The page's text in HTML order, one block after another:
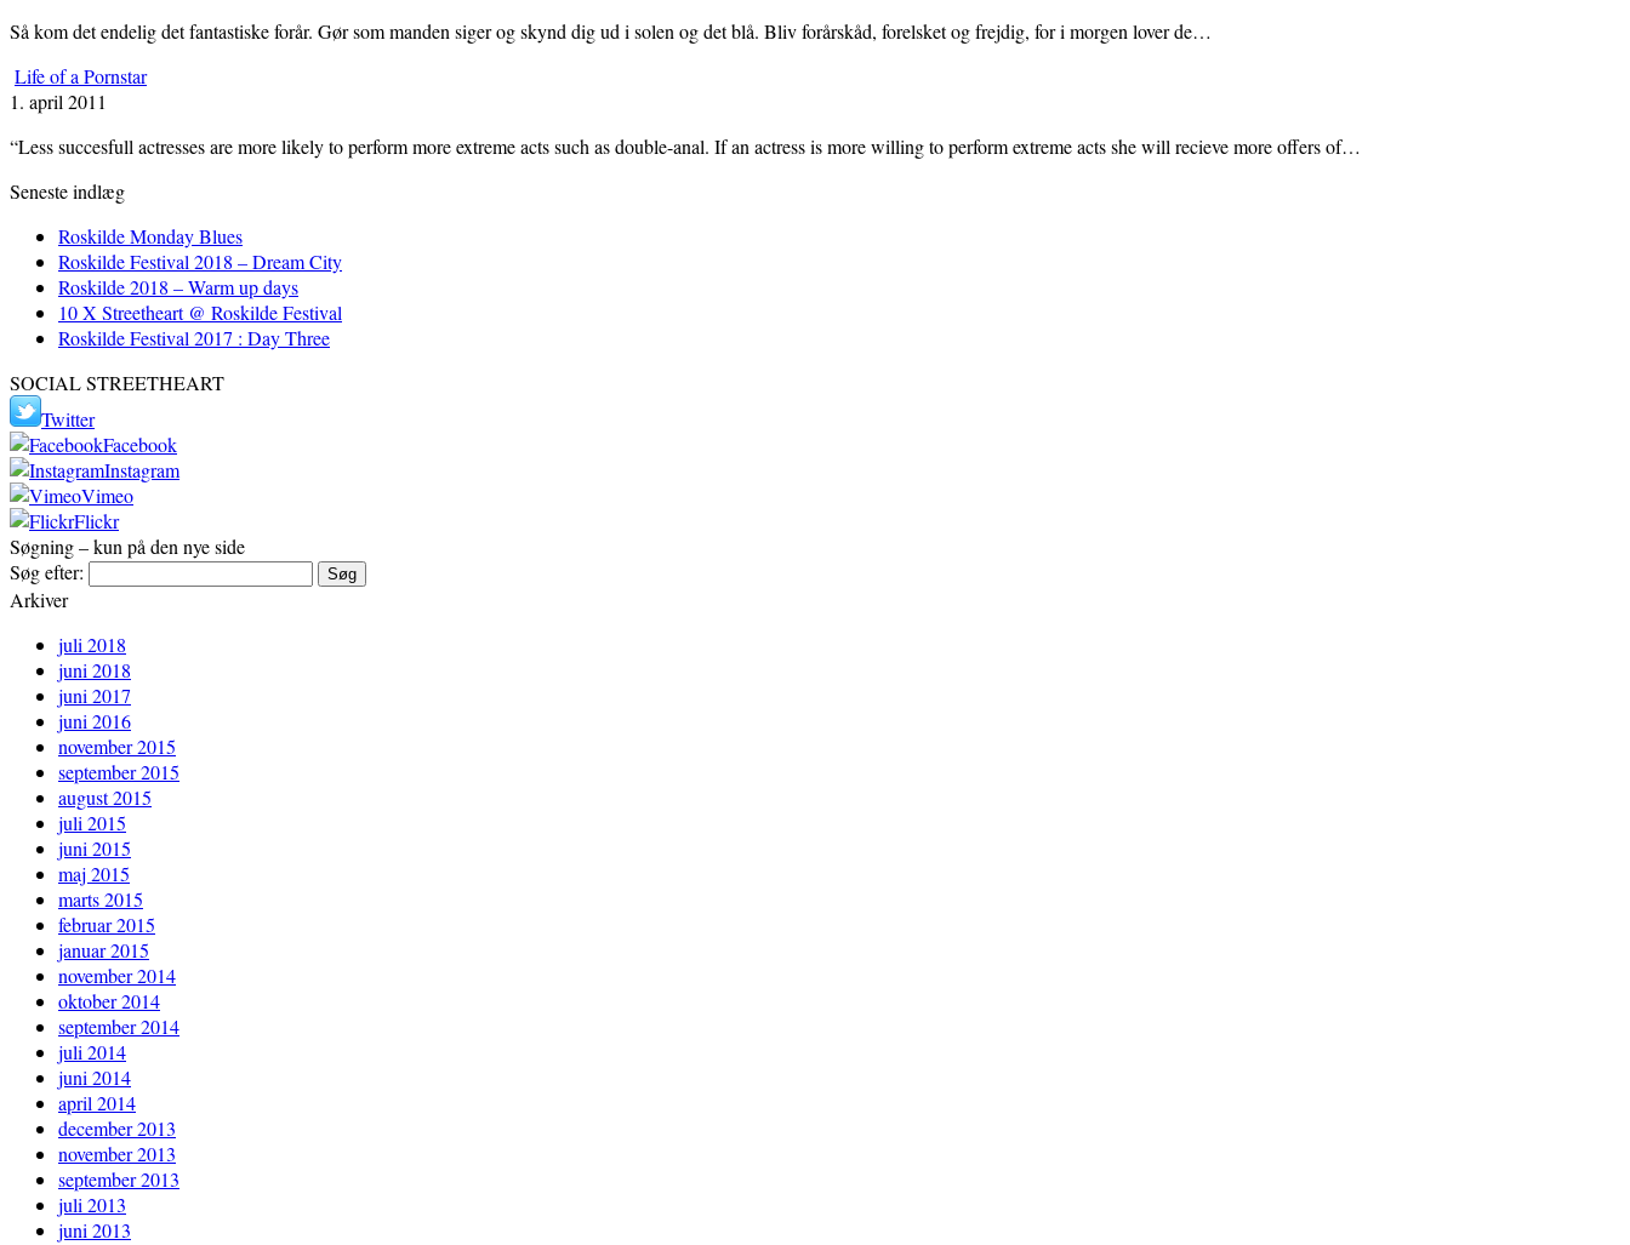
Så kom det endelig det fantastiske forår. Gør som manden siger og skynd dig ud i solen og det blå. Bliv forårskåd, forelsket og frejdig, for i morgen lover de…
Life of a Pornstar
1. april 2011
“Less succesfull actresses are more likely to perform more extreme acts such as double-anal. If an actress is more willing to perform extreme acts she will recieve more offers of…
Seneste indlæg
Roskilde Monday Blues
Roskilde Festival 2018 – Dream City
Roskilde 2018 – Warm up days
10 X Streetheart @ Roskilde Festival
Roskilde Festival 2017 : Day Three
SOCIAL STREETHEART
Twitter
Facebook
Instagram
Vimeo
Flickr
Søgning – kun på den nye side
Søg efter:
Arkiver
juli 2018
juni 2018
juni 2017
juni 2016
november 2015
september 2015
august 2015
juli 2015
juni 2015
maj 2015
marts 2015
februar 2015
januar 2015
november 2014
oktober 2014
september 2014
juli 2014
juni 2014
april 2014
december 2013
november 2013
september 2013
juli 2013
juni 2013